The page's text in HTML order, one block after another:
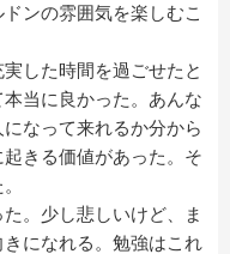
ンの雰囲気を楽しむこ
した時間を過ごせたと
当に良かった。あんな
なって来れるか分から
きる価値があった。そ
。少し悲しいけど、ま
になれる。勉強はこれ